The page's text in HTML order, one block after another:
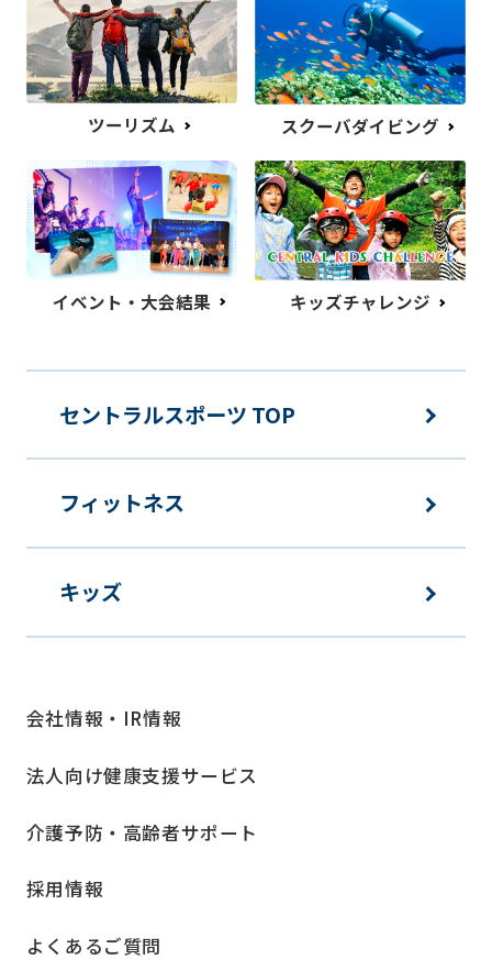
ツーリズム スクーバダイビング
イベント・大会結果 キッズチャレンジ
セントラルスポーツ TOP
フィットネス
キッズ
会社情報・IR情報
法人向け健康支援サービス
介護予防・高齢者サポート
採用情報
よくあるご質問